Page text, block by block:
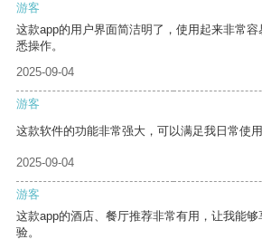
游客
这款app的用户界面简洁明了，使用起来非常
悉操作。
2025-09-04
游客
这款软件的功能非常强大，可以满足我日常使用
2025-09-04
游客
这款app的酒店、餐厅推荐非常有用，让我能
验。